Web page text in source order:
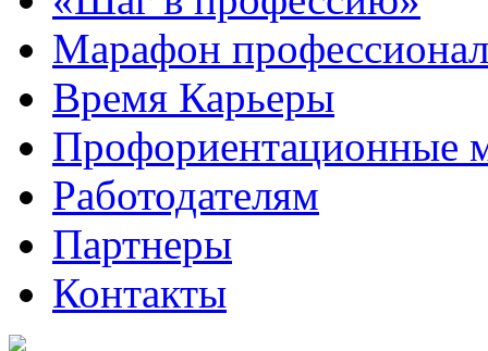
Марафон
Время Карьеры
Профориентационные
Работодателям
Партнеры
Контакты